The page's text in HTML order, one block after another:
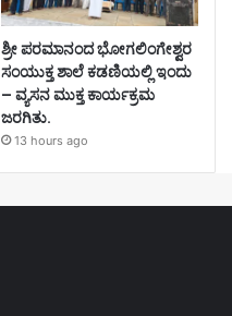
ಶ್ರೀ ಪರಮಾನಂದ ಭೋಗಲಿಂಗೇಶ್ವರ
ಸಂಯುಕ್ತ ಶಾಲೆ ಕಡಣಿಯಲ್ಲಿ ಇಂದು
– ವ್ಯಸನ ಮುಕ್ತ ಕಾರ್ಯಕ್ರಮ
ಜರಗಿತು.
13 hours ago